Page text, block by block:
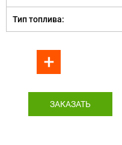
Тип топлива:
ЗАКАЗАТЬ